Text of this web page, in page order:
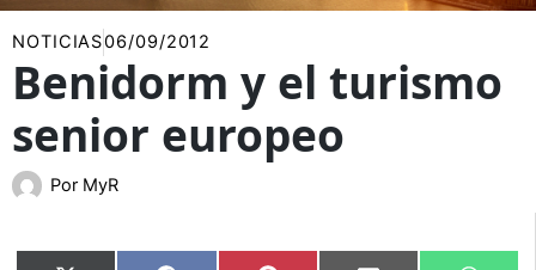
NOTICIAS06/09/2012
Benidorm y el turismo
senior europeo
Por MyR